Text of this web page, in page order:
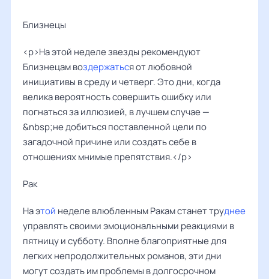
Близнецы
<p>На этой неделе звезды рекомендуют
Близнецам воздержаться от любовной
инициативы в среду и четверг. Это дни, когда
велика вероятность совершить ошибку или
погнаться за иллюзией, в лучшем случае —
&nbsp;не добиться поставленной цели по
загадочной причине или создать себе в
отношениях мнимые препятствия.</p>
Рак ‌‌
На этой неделе влюбленным Ракам станет труднее
управлять своими эмоциональными реакциями в
пятницу и субботу. Вполне благоприятные для
легких непродолжительных романов, эти дни
могут создать им проблемы в долгосрочном